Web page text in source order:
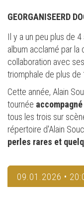
GEORGANISEERD
Il y a un peu plus de 4
album acclamé par la
collaboration avec
triomphale de plus de
Cette année, Alain
tournée
tous les trois sur
répertoire d'Alain
perles rares et
09.01.2026 •